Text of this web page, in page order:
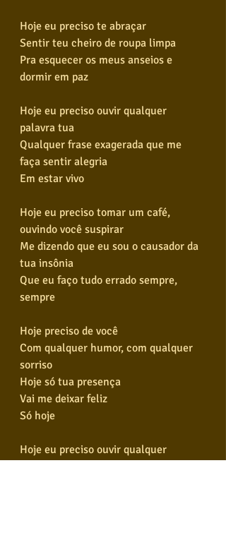
Hoje eu preciso te abraçar
Sentir teu cheiro de roupa limpa
Pra esquecer os meus anseios e
dormir em paz
Hoje eu preciso ouvir qualquer
palavra tua
Qualquer frase exagerada que me
faça sentir alegria
Em estar vivo
Hoje eu preciso tomar um café,
ouvindo você suspirar
Me dizendo que eu sou o causador da
tua insônia
Que eu faço tudo errado sempre,
sempre
Hoje preciso de você
Com qualquer humor, com qualquer
sorriso
Hoje só tua presença
Vai me deixar feliz
Só hoje
Hoje eu preciso ouvir qualquer